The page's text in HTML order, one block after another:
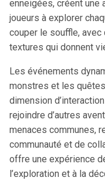
enneigées, créent
joueurs à explorer
couper le souffle,
textures qui donnent
Les événements
monstres et les
dimension
rejoindre d’autres
menaces communes,
communauté et de
offre une expérience
l’exploration et à la